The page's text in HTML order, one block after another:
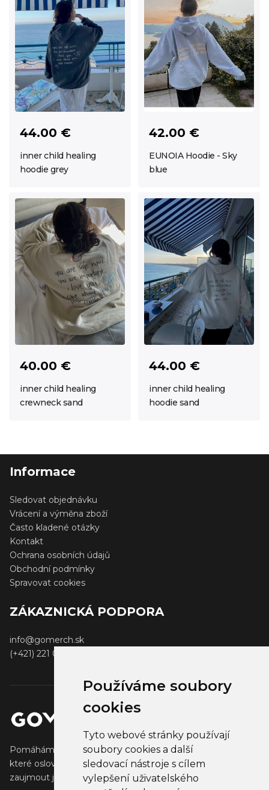
Používáme soubory
cookies
Tyto webové stránky používají
soubory cookies a další
sledovací nástroje s cílem
vylepšení uživatelského
44.00 €
inner child healing
hoodie grey
42.00 €
EUNOIA Hoodie - Sky
blue
40.00 €
inner child healing
crewneck sand
44.00 €
inner child healing
hoodie sand
Informace
Sledovat objednávku
Vrácení a výměna zboží
Často kladené otázky
Kontakt
Ochrana osobních údajů
Obchodní podmínky
Spravovat cookies
ZÁKAZNICKÁ PODPORA
info@gomerch.sk
(+421) 221 001 000
Pomáháme tvůrcům vytvářet a prodávat populární zboží,
které oslovuje jejich fanoušky. Pomáháme firmám
zaujmout jejich klienty, partnery a zaměstnance.